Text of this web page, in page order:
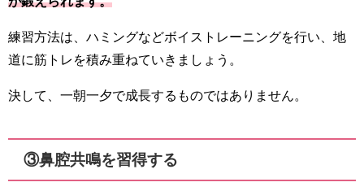
練習方法は、ハミングなどボイストレーニングを行い、地
道に筋トレを積み重ねていきましょう。
決して、一朝一夕で成長するものではありません。
③鼻腔共鳴を習得する